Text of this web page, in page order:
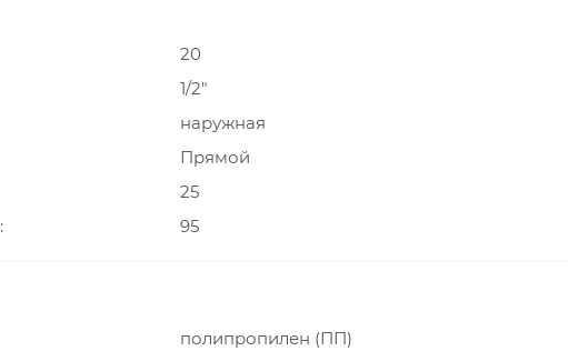
20
1/2"
наружная
Прямой
25
95
полипропилен (ПП)